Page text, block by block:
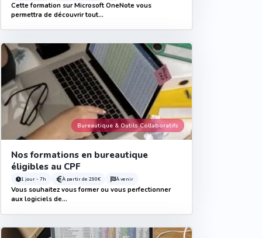
Cette formation sur Microsoft OneNote vous
permettra de découvrir tout...
Bureautique & Outils Collaboratifs
Nos formations en bureautique
éligibles au CPF
1 jour - 7h À partir de 290€ À venir
Vous souhaitez vous former ou vous perfectionner
aux logiciels de...